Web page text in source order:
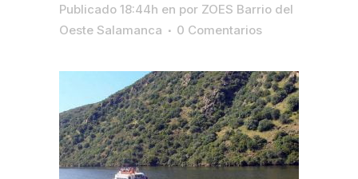
Publicado 18:44h en por ZOES Barrio del
Oeste Salamanca
0 Comentarios